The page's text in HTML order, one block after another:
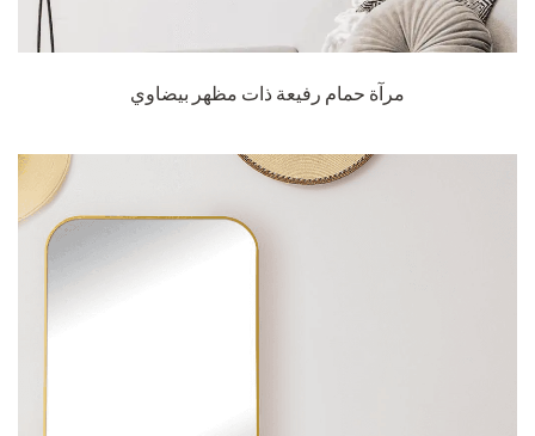
مرآة حمام رفيعة ذات مظهر بيضاوي